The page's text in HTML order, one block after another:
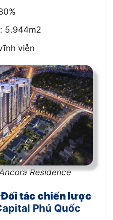
5.944m2
viễn
Residence
Đối tác chiến lược
Phú Quốc